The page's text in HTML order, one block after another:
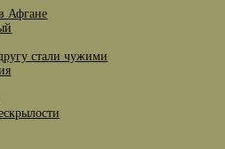
Афгане
стали чужими